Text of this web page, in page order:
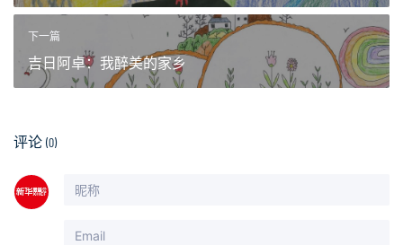
下一篇
吉日阿卓：我醉美的家乡
评论 (0)